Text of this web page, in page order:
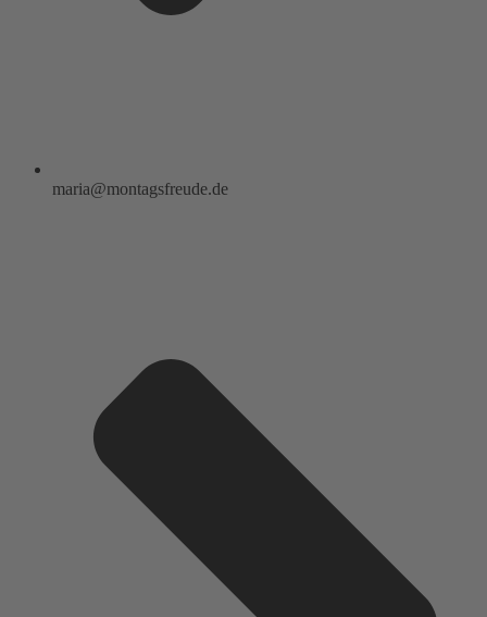
maria@montagsfreude.de